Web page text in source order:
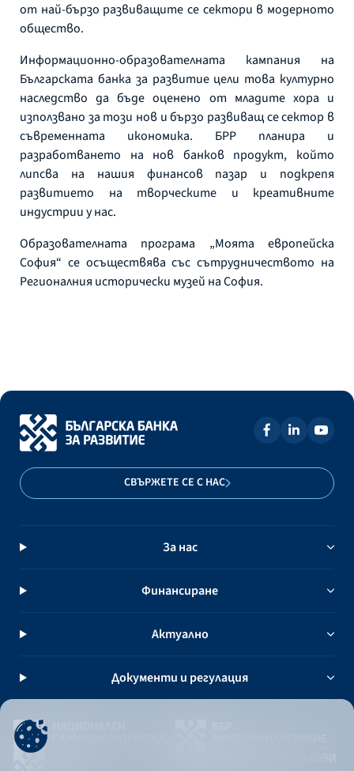
от най-бързо развиващите се сектори в модерното
общество.
Информационно-образователната кампания на
Българската банка за развитие цели това културно
наследство да бъде оценено от младите хора и
използвано за този нов и бързо развиващ се сектор в
съвременната икономика. БРР планира и
разработването на нов банков продукт, който
липсва на нашия финансов пазар и подкрепя
развитието на творческите и креативните
индустрии у нас.
Образователната програма „Моята европейска
София“ се осъществява със сътрудничеството на
Регионалния исторически музей на София.
СВЪРЖЕТЕ СЕ С НАС
За нас
Финансиране
Актуално
Документи и регулация